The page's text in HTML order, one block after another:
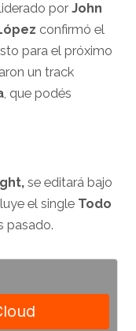
porJohn
confirmó el
para el próximo
un track
, que podés
se editará bajo
el single Todo
pasado.